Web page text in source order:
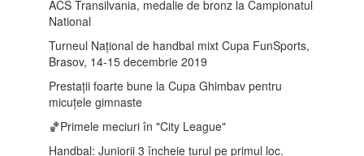
ACS Transilvania, medalie de bronz la Campionatul
National
Turneul Național de handbal mixt Cupa FunSports,
Brasov, 14-15 decembrie 2019
Prestații foarte bune la Cupa Ghimbav pentru
micuțele gimnaste
🏀Primele meciuri în "City League"
Handbal: Juniorii 3 încheie turul pe primul loc.